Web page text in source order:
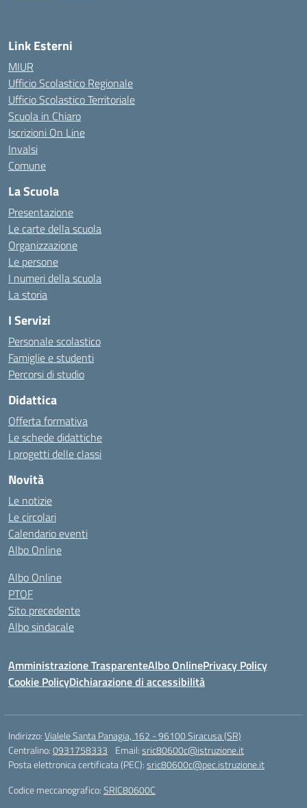
Link Esterni
MIUR
Ufficio Scolastico Regionale
Ufficio Scolastico Territoriale
Scuola in Chiaro
Iscrizioni On Line
Invalsi
Comune
La Scuola
Presentazione
Le carte della scuola
Organizzazione
Le persone
I numeri della scuola
La storia
I Servizi
Personale scolastico
Famiglie e studenti
Percorsi di studio
Didattica
Offerta formativa
Le schede didattiche
I progetti delle classi
Novità
Le notizie
Le circolari
Calendario eventi
Albo Online
Albo Online
PTOF
Sito precedente
Albo sindacale
Amministrazione TrasparenteAlbo OnlinePrivacy Policy
Cookie PolicyDichiarazione di accessibilità
Indirizzo:Vialele Santa Panagia, 162 - 96100 Siracusa (SR)
Centralino:0931758333 Email:sric80600c@istruzione.it
Posta elettronica certificata (PEC):sric80600c@pec.istruzione.it
Codice meccanografico:SRIC80600C